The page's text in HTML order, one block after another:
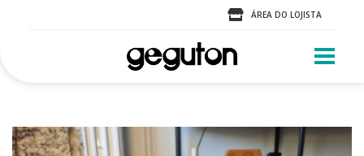
ÁREA DO LOJISTA